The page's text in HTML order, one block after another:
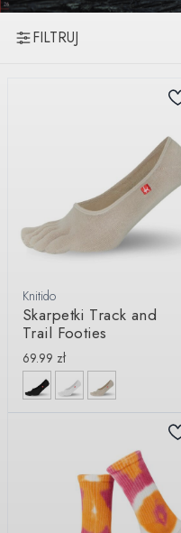
FILTRUJ
Knitido
Skarpetki Track and
Trail Footies
69.99 zł